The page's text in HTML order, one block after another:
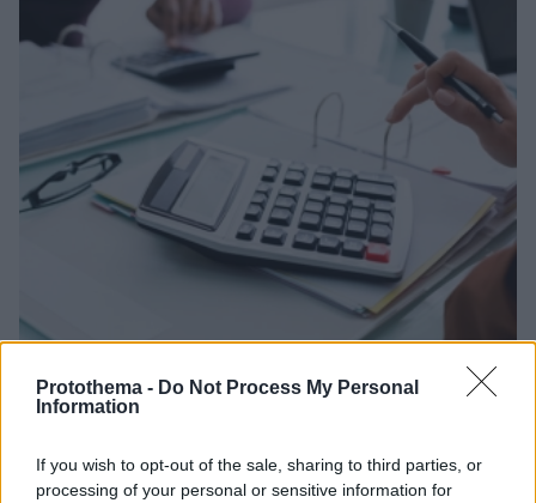
Protothema - Do Not Process My Personal
Information
If you wish to opt-out of the sale, sharing to third parties, or
processing of your personal or sensitive information for
Υποχρεωτική από 2 Φεβρουαρίου 2026 η ηλεκτρονική
16.09.2025, 09:47